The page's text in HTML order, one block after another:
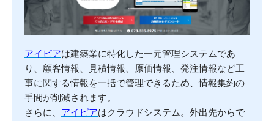
アイピアは建築業に特化した一元管理システムであ
り、顧客情報、見積情報、原価情報、発注情報など工
事に関する情報を一括で管理できるため、情報集約の
手間が削減されます。
さらに、 アイピアはクラウドシステム。外出先からで